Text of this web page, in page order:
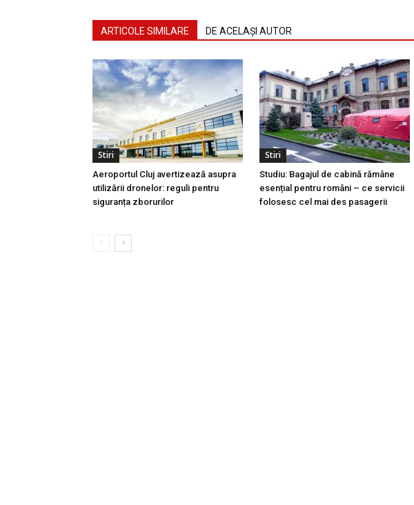
ARTICOLE SIMILARE DE ACELAȘI AUTOR
Stiri
Aeroportul Cluj avertizează asupra
utilizării dronelor: reguli pentru
siguranța zborurilor
Stiri
Studiu: Bagajul de cabină rămâne
esențial pentru români – ce servicii
folosesc cel mai des pasagerii